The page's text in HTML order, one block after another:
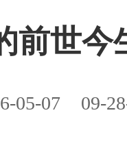
前世今
05-07 09-